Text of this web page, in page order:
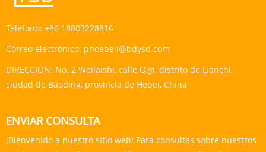
Teléfono: +86 18803228816
Correo electrónico: phoebeli@bdysd.com
DIRECCIÓN: No. 2 Weilaishi, calle Qiyi, distrito de Lianchi,
ciudad de Baoding, provincia de Hebei, China
ENVIAR CONSULTA
¡Bienvenido a nuestro sitio web! Para consultas sobre nuestros